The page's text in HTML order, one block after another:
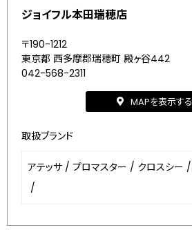
ジョイフル本田瑞穂店
〒190-1212
東京都 西多摩郡瑞穂町 殿ヶ谷442
042-568-2311
MAPを表示する
取扱ブランド
アテッサ / プロマスター / クロスシー /
/